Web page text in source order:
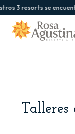
3 resorts se